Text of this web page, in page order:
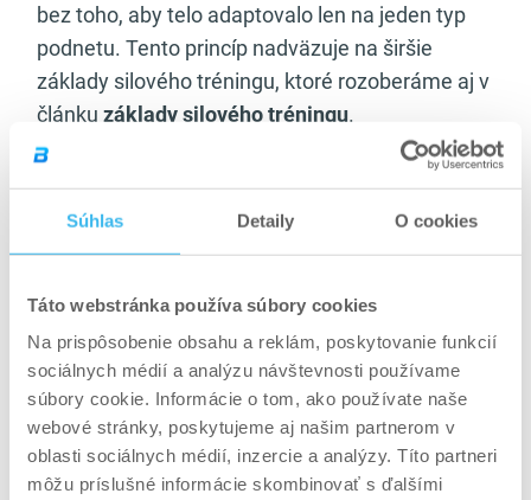
Súhlas Detaily O cookies
Táto webstránka používa súbory cookies
Na prispôsobenie obsahu a reklám, poskytovanie funkcií
sociálnych médií a analýzu návštevnosti používame
súbory cookie. Informácie o tom, ako používate naše
webové stránky, poskytujeme aj našim partnerom v
oblasti sociálnych médií, inzercie a analýzy. Títo partneri
môžu príslušné informácie skombinovať s ďalšími
bez toho, aby telo adaptovalo len na jeden typ
podnetu. Tento princíp nadväzuje na širšie
základy silového tréningu, ktoré rozoberáme aj v
článku základy silového tréningu.
Veľkou výhodou konjugovanej metódy je
opakovania klasického drepu, bench pressu či
varianty (box drep, deficitný mŕtvy ťah, floor
press). Tým sa cielene odstraňujú slabé miesta
a znižuje riziko preťaženia. Správnu techniku
ťažkých základných cvikov je pritom nevyhnutné
zvládnuť, čo podčiarkuje význam článkusprávna
technika pri mŕtvom ťahu.